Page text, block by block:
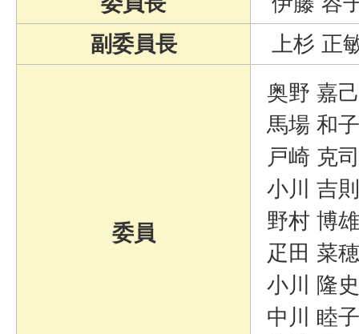
副委員長
上杉 正
委員
奥野 嘉己
馬場 和子
戸崎 克司
小川 吉則
野村 博雄
疋田 菜
小川 隆史
中川 睦子